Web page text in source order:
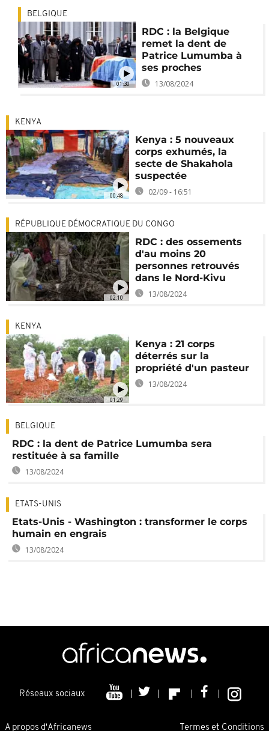
01:30
BELGIQUE
RDC : la Belgique
remet la dent de
Patrice Lumumba à
ses proches
13/08/2024
00:48
KENYA
Kenya : 5 nouveaux
corps exhumés, la
secte de Shakahola
suspectée
02/09 - 16:51
02:10
RÉPUBLIQUE DÉMOCRATIQUE DU CONGO
RDC : des ossements
d'au moins 20
personnes retrouvés
dans le Nord-Kivu
13/08/2024
01:29
KENYA
Kenya : 21 corps
déterrés sur la
propriété d'un pasteur
13/08/2024
BELGIQUE
RDC : la dent de Patrice Lumumba sera
restituée à sa famille
13/08/2024
ETATS-UNIS
Etats-Unis - Washington : transformer le corps
humain en engrais
13/08/2024
Réseaux sociaux
A propos d'Africanews Termes et Conditions